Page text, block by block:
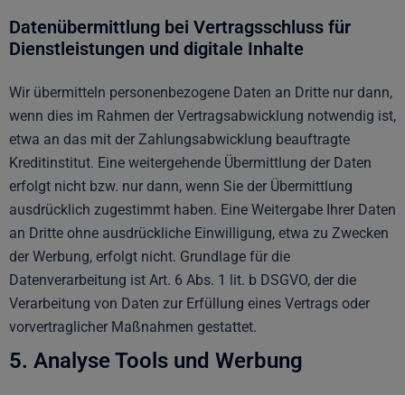
Datenübermittlung bei Vertragsschluss für
Dienstleistungen und digitale Inhalte
Wir übermitteln personenbezogene Daten an Dritte nur dann,
wenn dies im Rahmen der Vertragsabwicklung notwendig ist,
etwa an das mit der Zahlungsabwicklung beauftragte
Kreditinstitut. Eine weitergehende Übermittlung der Daten
erfolgt nicht bzw. nur dann, wenn Sie der Übermittlung
ausdrücklich zugestimmt haben. Eine Weitergabe Ihrer Daten
an Dritte ohne ausdrückliche Einwilligung, etwa zu Zwecken
der Werbung, erfolgt nicht. Grundlage für die
Datenverarbeitung ist Art. 6 Abs. 1 lit. b DSGVO, der die
Verarbeitung von Daten zur Erfüllung eines Vertrags oder
vorvertraglicher Maßnahmen gestattet.
5. Analyse Tools und Werbung